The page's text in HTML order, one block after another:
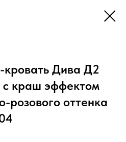
Дива Д2
краш эффектом
розового оттенка